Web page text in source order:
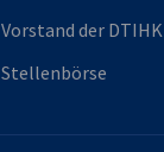
Vorstand der DTIHK
Stellenbörse